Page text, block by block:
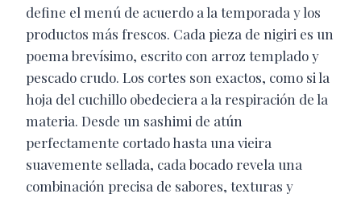
define el menú de acuerdo a la temporada y los
productos más frescos. Cada pieza de nigiri es un
poema brevísimo, escrito con arroz templado y
pescado crudo. Los cortes son exactos, como si la
hoja del cuchillo obedeciera a la respiración de la
materia. Desde un sashimi de atún
perfectamente cortado hasta una vieira
suavemente sellada, cada bocado revela una
combinación precisa de sabores, texturas y